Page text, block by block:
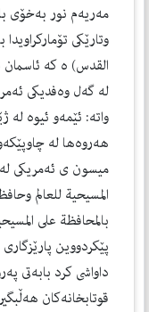
مه‌ريه‌م نور به‌خۆى
وتارێكى
القدس) ه‌ كه‌ ئاسمان
له‌ گه‌ل وه‌فديكى
واته‌: ئێمه‌و ئيوه‌
هه‌روه‌ها له‌
ميسون ى ئه‌مريكى له‌
المسيحية للعالم
بالمحافظة على
پێكردووين
داواشى كرد بابه‌تى
قوتابخانه‌كان